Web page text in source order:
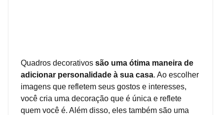
Quadros decorativos são uma ótima maneira de
adicionar personalidade à sua casa. Ao escolher
imagens que refletem seus gostos e interesses,
você cria uma decoração que é única e reflete
quem você é. Além disso, eles também são uma